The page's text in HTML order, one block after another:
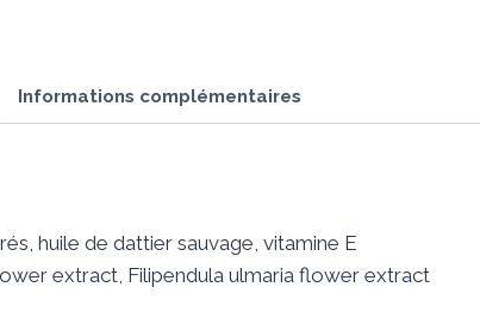
Informations complémentaires
huile de dattier sauvage, vitamine E
extract, Filipendula ulmaria flower extract